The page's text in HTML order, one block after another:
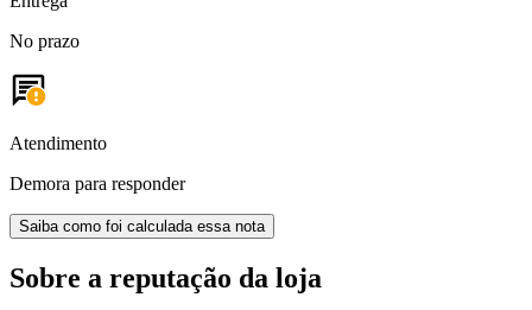
No prazo
Atendimento
Demora para responder
Saiba como foi calculada essa nota
Sobre a reputação da loja